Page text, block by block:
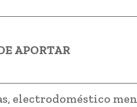
APORTAR
electrodoméstico